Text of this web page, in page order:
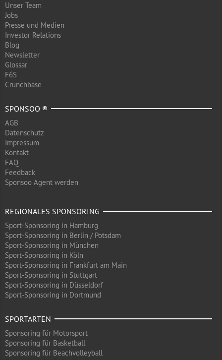
Unser Team
Jobs
Presse und Medien
Investor Relations
Blog
Newsletter
Glossar
F6S
Crunchbase
SPONSOO ®
AGB
Datenschutz
Impressum
Kontakt
FAQ
Feedback
Sponsoo Agent werden
REGIONALES SPONSORING
Sport-Sponsoring in Hamburg
Sport-Sponsoring in Berlin / Potsdam
Sport-Sponsoring in München
Sport-Sponsoring in Köln
Sport-Sponsoring in Frankfurt am Main
Sport-Sponsoring in Stuttgart
Sport-Sponsoring in Düsseldorf
Sport-Sponsoring in Dortmund
SPORTARTEN
Sponsoring für Motorsport
Sponsoring für Basketball
Sponsoring für Beachvolleyball